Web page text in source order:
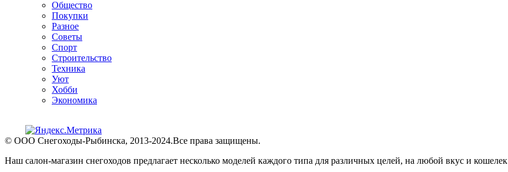
Общество
Покупки
Разное
Советы
Спорт
Строительство
Техника
Уют
Хобби
Экономика
© ООО Снегоходы-Рыбинска, 2013-2024.Все права защищены.
Наш салон-магазин снегоходов предлагает несколько моделей каждого типа для различных целей, на любой вкус и кошелек